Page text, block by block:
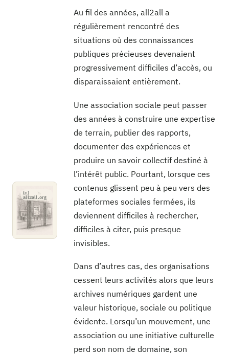
Au fil des années, all2all a
régulièrement rencontré des
situations où des connaissances
publiques précieuses devenaient
progressivement difficiles d’accès, ou
disparaissaient entièrement.
Une association sociale peut passer
des années à construire une expertise
de terrain, publier des rapports,
documenter des expériences et
produire un savoir collectif destiné à
l’intérêt public. Pourtant, lorsque ces
contenus glissent peu à peu vers des
plateformes sociales fermées, ils
deviennent difficiles à rechercher,
difficiles à citer, puis presque
invisibles.
Dans d’autres cas, des organisations
cessent leurs activités alors que leurs
archives numériques gardent une
valeur historique, sociale ou politique
évidente. Lorsqu’un mouvement, une
association ou une initiative culturelle
perd son nom de domaine, son